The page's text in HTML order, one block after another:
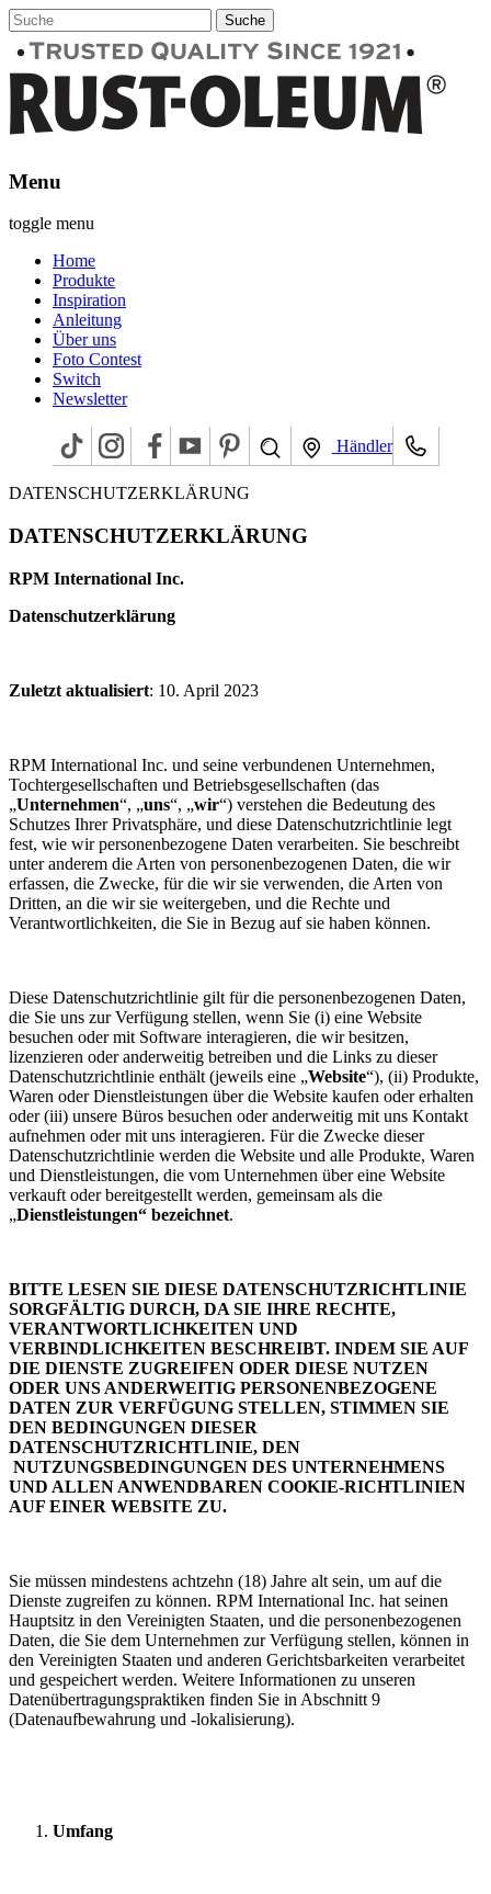
Menu
toggle menu
Home
Produkte
Inspiration
Anleitung
Über uns
Foto Contest
Switch
Newsletter
Händler
DATENSCHUTZERKLÄRUNG
DATENSCHUTZERKLÄRUNG
RPM International Inc.
Datenschutzerklärung
Zuletzt aktualisiert: 10. April 2023
RPM International Inc. und seine verbundenen Unternehmen,
Tochtergesellschaften und Betriebsgesellschaften (das
„Unternehmen“, „uns“, „wir“) verstehen die Bedeutung des
Schutzes Ihrer Privatsphäre, und diese Datenschutzrichtlinie legt
fest, wie wir personenbezogene Daten verarbeiten. Sie beschreibt
unter anderem die Arten von personenbezogenen Daten, die wir
erfassen, die Zwecke, für die wir sie verwenden, die Arten von
Dritten, an die wir sie weitergeben, und die Rechte und
Verantwortlichkeiten, die Sie in Bezug auf sie haben können.
Diese Datenschutzrichtlinie gilt für die personenbezogenen Daten,
die Sie uns zur Verfügung stellen, wenn Sie (i) eine Website
besuchen oder mit Software interagieren, die wir besitzen,
lizenzieren oder anderweitig betreiben und die Links zu dieser
Datenschutzrichtlinie enthält (jeweils eine „Website“), (ii) Produkte,
Waren oder Dienstleistungen über die Website kaufen oder erhalten
oder (iii) unsere Büros besuchen oder anderweitig mit uns Kontakt
aufnehmen oder mit uns interagieren. Für die Zwecke dieser
Datenschutzrichtlinie werden die Website und alle Produkte, Waren
und Dienstleistungen, die vom Unternehmen über eine Website
verkauft oder bereitgestellt werden, gemeinsam als die
„Dienstleistungen“ bezeichnet.
BITTE LESEN SIE DIESE DATENSCHUTZRICHTLINIE
SORGFÄLTIG DURCH, DA SIE IHRE RECHTE,
VERANTWORTLICHKEITEN UND
VERBINDLICHKEITEN BESCHREIBT. INDEM SIE AUF
DIE DIENSTE ZUGREIFEN ODER DIESE NUTZEN
ODER UNS ANDERWEITIG PERSONENBEZOGENE
DATEN ZUR VERFÜGUNG STELLEN, STIMMEN SIE
DEN BEDINGUNGEN DIESER
DATENSCHUTZRICHTLINIE, DEN
NUTZUNGSBEDINGUNGEN DES UNTERNEHMENS
UND ALLEN ANWENDBAREN COOKIE-RICHTLINIEN
AUF EINER WEBSITE ZU.
Sie müssen mindestens achtzehn (18) Jahre alt sein, um auf die
Dienste zugreifen zu können. RPM International Inc. hat seinen
Hauptsitz in den Vereinigten Staaten, und die personenbezogenen
Daten, die Sie dem Unternehmen zur Verfügung stellen, können in
den Vereinigten Staaten und anderen Gerichtsbarkeiten verarbeitet
und gespeichert werden. Weitere Informationen zu unseren
Datenübertragungspraktiken finden Sie in Abschnitt 9
(Datenaufbewahrung und -lokalisierung).
Umfang